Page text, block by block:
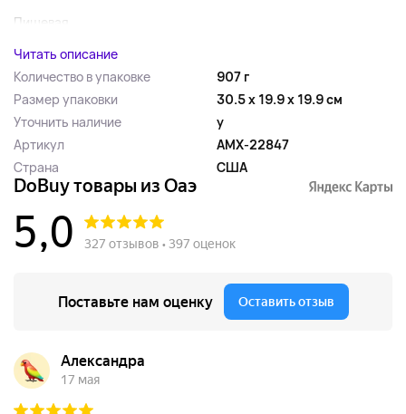
Пищевая ...
Читать описание
Количество в упаковке
907 г
Размер упаковки
30.5 x 19.9 x 19.9 см
Уточнить наличие
y
Артикул
AMX-22847
Страна
США